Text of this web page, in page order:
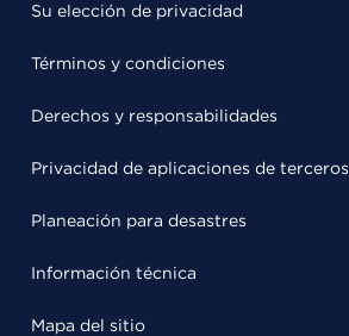
Su elección de privacidad
Términos y condiciones
Derechos y responsabilidades
Privacidad de aplicaciones de terceros
Planeación para desastres
Información técnica
Mapa del sitio